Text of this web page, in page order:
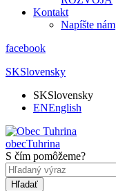
Kontakt
Napíšte nám
facebook
SKSlovensky
SKSlovensky
ENEnglish
obecTuhrina
S čím pomôžeme?
Hľadať